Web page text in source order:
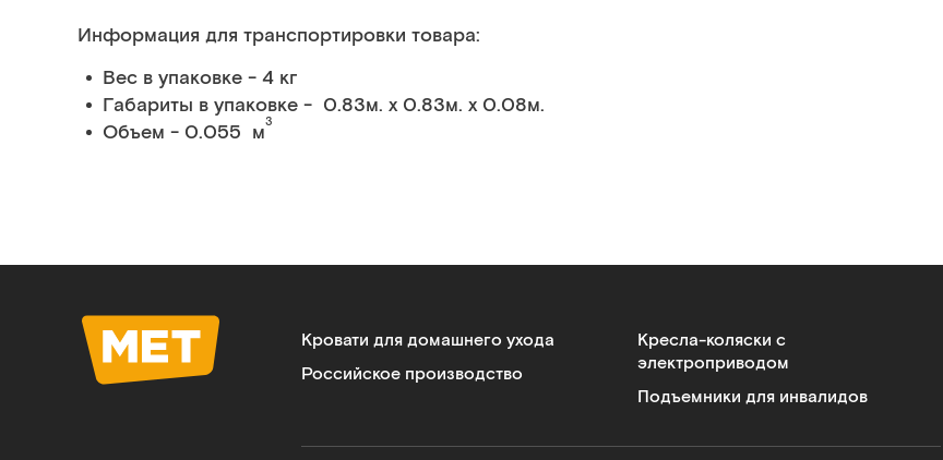
Информация для транспортировки товара:
Вес в упаковке - 4 кг
Габариты в упаковке - 0.83м. x 0.83м. x 0.08м.
Объем - 0.055 м3
Кровати для домашнего ухода
Российское производство
Кресла-коляски с
электроприводом
Подъемники для инвалидов